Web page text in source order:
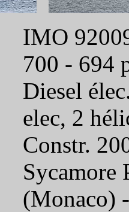
IMO
700 - 694
Diesel
elec, 2
Constr.
Sycamore
(Monaco)